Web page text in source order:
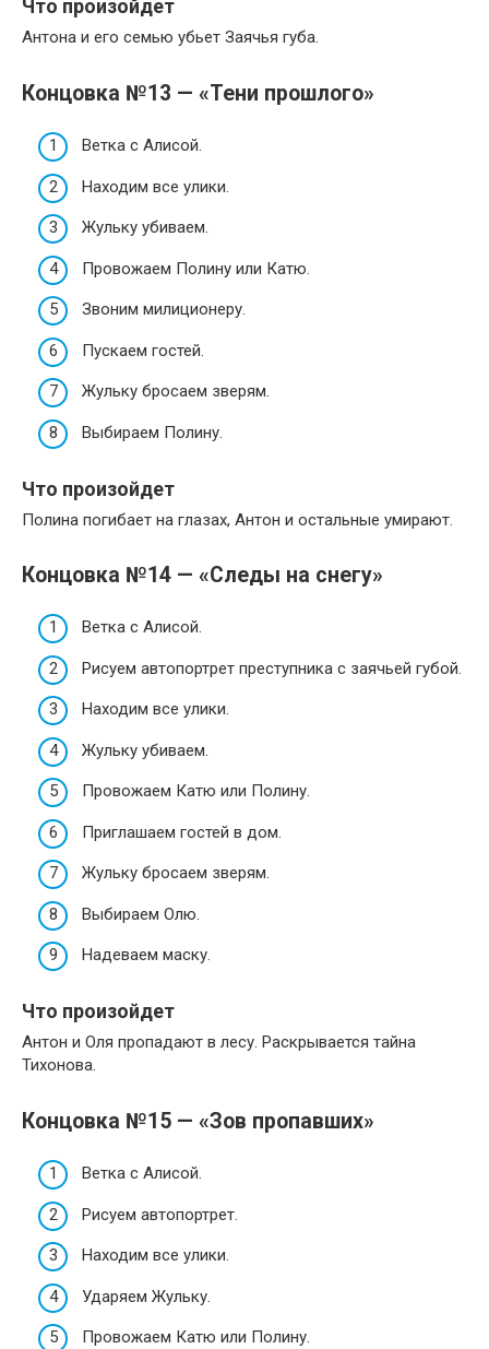
Что произойдет
Антона и его семью убьет Заячья губа.
Концовка №13 — «Тени прошлого»
Ветка с Алисой.
Находим все улики.
Жульку убиваем.
Провожаем Полину или Катю.
Звоним милиционеру.
Пускаем гостей.
Жульку бросаем зверям.
Выбираем Полину.
Что произойдет
Полина погибает на глазах, Антон и остальные умирают.
Концовка №14 — «Следы на снегу»
Ветка с Алисой.
Рисуем автопортрет преступника с заячьей губой.
Находим все улики.
Жульку убиваем.
Провожаем Катю или Полину.
Приглашаем гостей в дом.
Жульку бросаем зверям.
Выбираем Олю.
Надеваем маску.
Что произойдет
Антон и Оля пропадают в лесу. Раскрывается тайна
Тихонова.
Концовка №15 — «Зов пропавших»
Ветка с Алисой.
Рисуем автопортрет.
Находим все улики.
Ударяем Жульку.
Провожаем Катю или Полину.